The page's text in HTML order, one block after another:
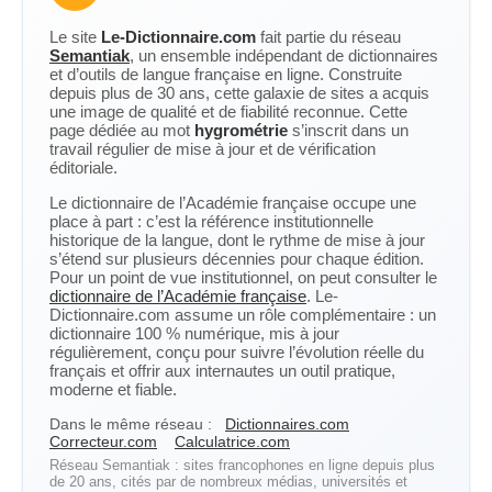
Le site Le-Dictionnaire.com fait partie du réseau
Semantiak, un ensemble indépendant de dictionnaires
et d’outils de langue française en ligne. Construite
depuis plus de 30 ans, cette galaxie de sites a acquis
une image de qualité et de fiabilité reconnue. Cette
page dédiée au mot hygrométrie s’inscrit dans un
travail régulier de mise à jour et de vérification
éditoriale.
Le dictionnaire de l’Académie française occupe une
place à part : c’est la référence institutionnelle
historique de la langue, dont le rythme de mise à jour
s’étend sur plusieurs décennies pour chaque édition.
Pour un point de vue institutionnel, on peut consulter le
dictionnaire de l’Académie française. Le-
Dictionnaire.com assume un rôle complémentaire : un
dictionnaire 100 % numérique, mis à jour
régulièrement, conçu pour suivre l’évolution réelle du
français et offrir aux internautes un outil pratique,
moderne et fiable.
Dans le même réseau :
Dictionnaires.com
Correcteur.com
Calculatrice.com
Réseau Semantiak : sites francophones en ligne depuis plus
de 20 ans, cités par de nombreux médias, universités et